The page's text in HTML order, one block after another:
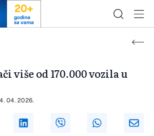
20+
godina
sa vama
više od 170.000 vozila u
04. 2026.